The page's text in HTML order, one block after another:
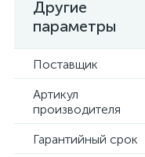
Другие
параметры
Поставщик
Артикул
производителя
Гарантийный срок